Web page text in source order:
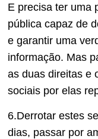
E precisa ter uma
pública capaz de
e garantir uma
informação. Mas
as duas direitas e
sociais por elas
6.Derrotar estes
dias, passar por